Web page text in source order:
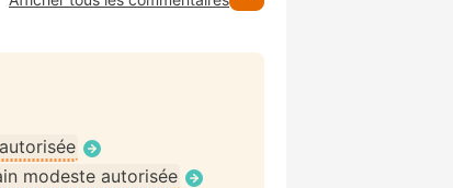
modeste autorisée